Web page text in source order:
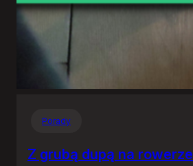
Porady
Z grubą dupą na rowerze